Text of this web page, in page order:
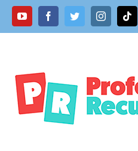
YouTubeFacebookTwitterInstagram